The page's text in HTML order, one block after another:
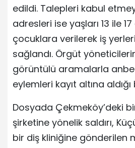
edildi. Talepleri kabul
adresleri ise yaşları 13 ile
çocuklara verilerek iş
sağlandı. Örgüt
görüntülü aramalarla
eylemleri kayıt altına
Dosyada Çekmeköy’deki
şirketine yönelik saldırı,
bir diş kliniğine gönderilen